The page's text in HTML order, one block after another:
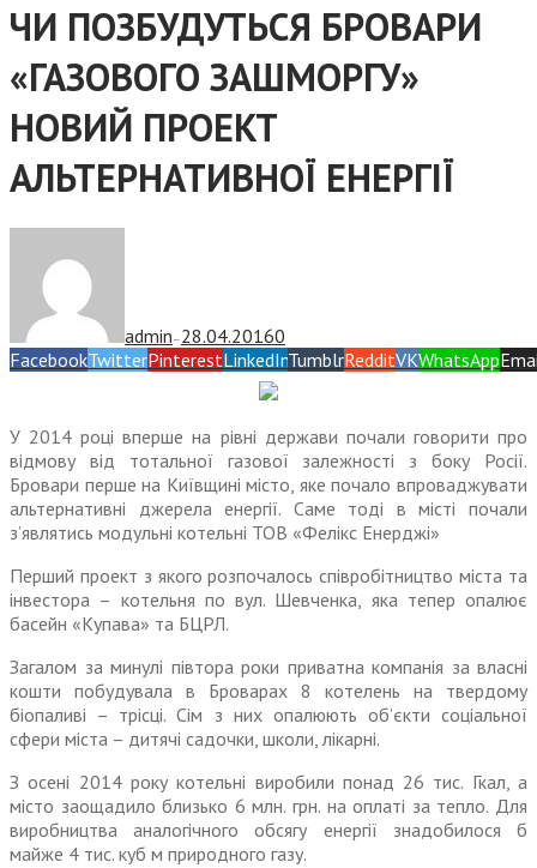
ЧИ ПОЗБУДУТЬСЯ БРОВАРИ
«ГАЗОВОГО ЗАШМОРГУ»
НОВИЙ ПРОЕКТ
АЛЬТЕРНАТИВНОЇ ЕНЕРГІЇ
admin — 28.04.20160
FacebookTwitterPinterestLinkedInTumblrRedditVKWhatsApp
У 2014 році вперше на рівні держави почали говорити про
відмову від тотальної газової залежності з боку Росії.
Бровари перше на Київщині місто, яке почало впроваджувати
альтернативні джерела енергії. Саме тоді в місті почали
з’являтись модульні котельні ТОВ «Фелікс Енерджі»
Перший проект з якого роз­почалось співробітництво міста та
інвестора – котельня по вул. Шевченка, яка тепер опалює
басейн «Купава» та БЦРЛ.
Загалом за минулі півтора роки приватна компанія за власні
кошти побудувала в Броварах 8 котелень на твердому
біопаливі – трісці. Сім з них опалюють об’єкти соціальної
сфери міста – дитячі садочки, школи, лікарні.
З осені 2014 року котельні виро­били понад 26 тис. Гкал, а
місто заощадило близько 6 млн. грн. на оплаті за тепло. Для
виробництва аналогічного обсягу енергії зна­добилося б
майже 4 тис. куб м природного газу.